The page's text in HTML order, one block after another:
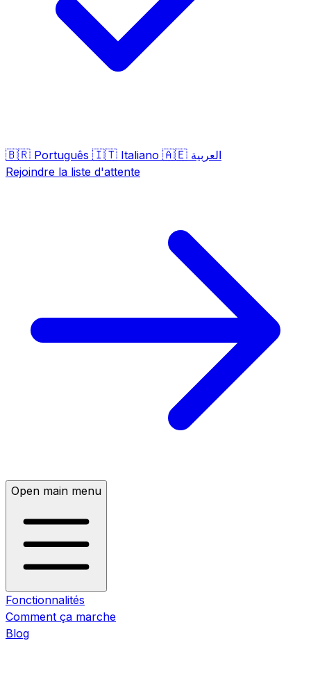
🇧🇷 Português 🇮🇹 Italiano 🇦🇪 العربية
Rejoindre la liste d'attente
Open main menu
Fonctionnalités
Comment ça marche
Blog